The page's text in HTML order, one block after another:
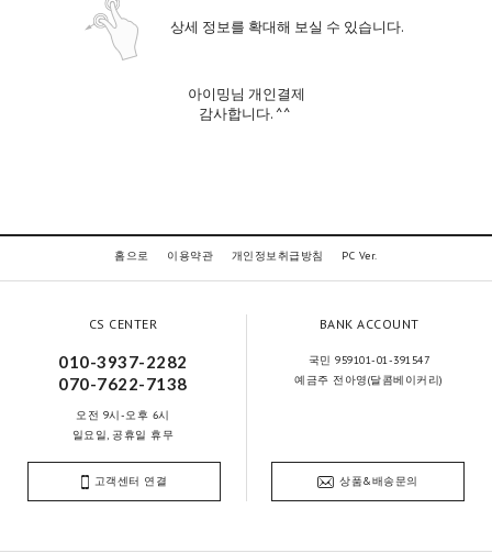
상세 정보를 확대해 보실 수 있습니다.
아이밍님 개인결제
감사합니다. ^^
홈으로 이용약관 개인정보취급방침 PC Ver.
CS CENTER
010-3937-2282
070-7622-7138
오전 9시-오후 6시
일요일, 공휴일 휴무
BANK ACCOUNT
국민 959101-01-391547
예금주 전아영(달콤베이커리)
고객센터 연결 상품&배송문의